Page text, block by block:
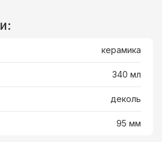
керамика
340 мл
деколь
95 мм